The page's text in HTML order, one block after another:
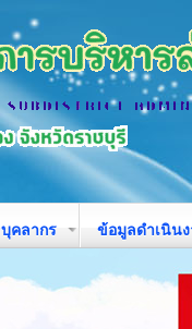
บุคลากร ข้อมูลดำเนิน